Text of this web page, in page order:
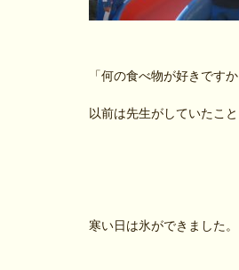
「何の食べ物が好きです
以前は先生がしていたこ
寒い日は氷ができました。